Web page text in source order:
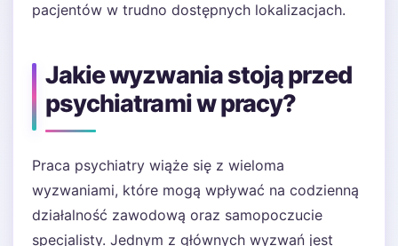
pacjentów w trudno dostępnych lokalizacjach.
Jakie wyzwania stoją przed
psychiatrami w pracy?
Praca psychiatry wiąże się z wieloma
wyzwaniami, które mogą wpływać na codzienną
działalność zawodową oraz samopoczucie
specjalisty. Jednym z głównych wyzwań jest